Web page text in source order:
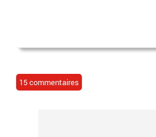
15 commentaires